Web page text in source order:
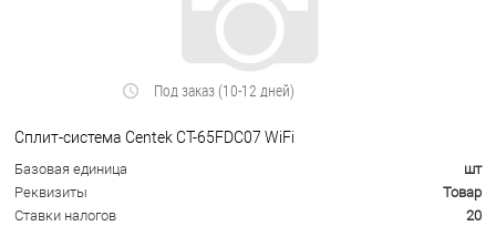
Под заказ (10-12 дней)
Сплит-система Centek CT-65FDC07 WiFi
Базовая единица
шт
Реквизиты
Товар
Ставки налогов
20